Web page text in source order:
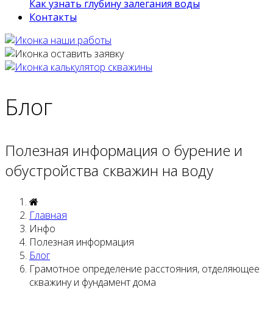
Как узнать глубину залегания воды
Контакты
Блог
Полезная информация о бурение и
обустройства скважин на воду
Главная
Инфо
Полезная информация
Блог
Грамотное определение расстояния, отделяющее
скважину и фундамент дома